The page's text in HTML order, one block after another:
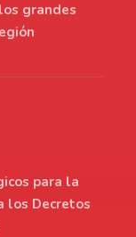
grandes
para la
los Decretos